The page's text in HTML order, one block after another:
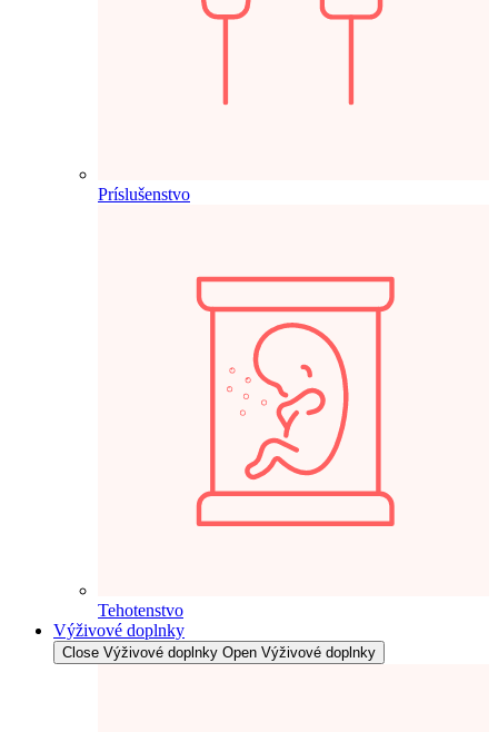
Príslušenstvo
Tehotenstvo
Výživové doplnky
Close Výživové doplnky Open Výživové doplnky